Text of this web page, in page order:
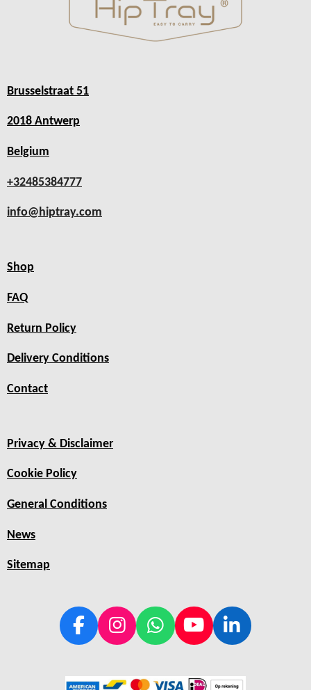
Brusselstraat 51
2018 Antwerp
Belgium
+32485384777
info@hiptray.com
Shop
FAQ
Return Policy
Delivery Conditions
Contact
Privacy & Disclaimer
Cookie Policy
General Conditions
News
Sitemap
F
I
W
Y
L